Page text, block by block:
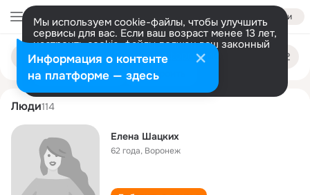
Войти
Мы используем cookie-файлы, чтобы улучшить
сервисы для вас. Если ваш возраст менее 13 лет,
настроить cookie-файлы должен ваш законный
представитель. Больше информации
Разрешить все Настроить
Поиск
людям
elena shatskikh
Люди114
Елена Шацких
62 года, Воронеж
Информация о контенте
на платформе — здесь